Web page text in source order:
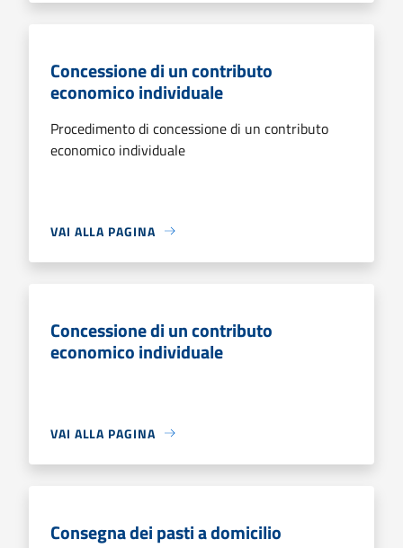
Concessione di un contributo
economico individuale
Procedimento di concessione di un contributo
economico individuale
VAI ALLA PAGINA
Concessione di un contributo
economico individuale
VAI ALLA PAGINA
Consegna dei pasti a domicilio